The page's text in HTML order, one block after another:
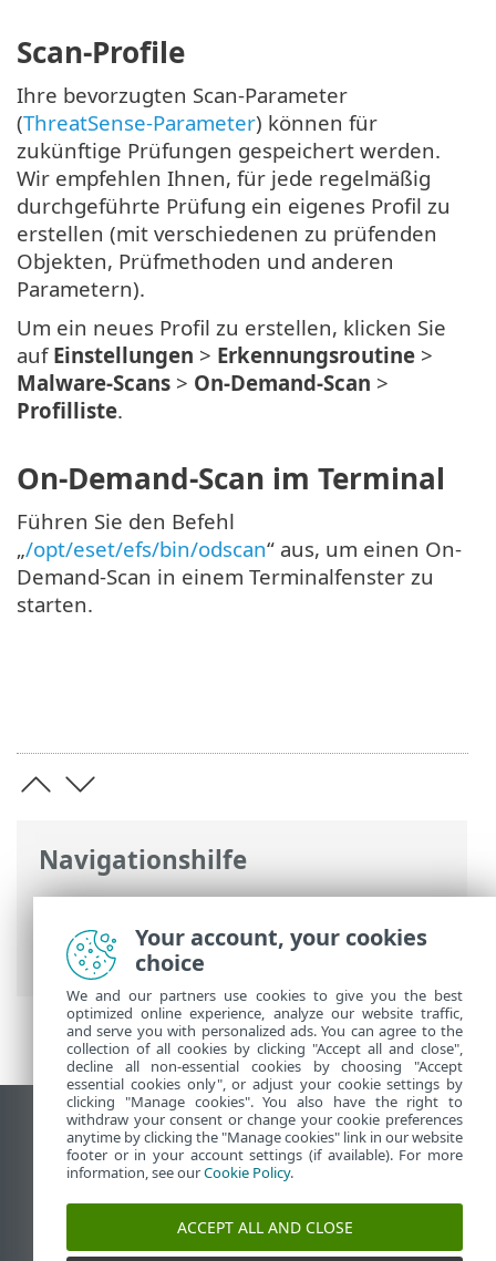
Navigationshilfe
ESET Online-Hilfe>ESET Server Security
for Linux
>Arbeiten mit ESET Server
Security for Linux
Scan-Profile
Ihre bevorzugten Scan-Parameter
(ThreatSense-Parameter) können für
zukünftige Prüfungen gespeichert werden.
Wir empfehlen Ihnen, für jede regelmäßig
durchgeführte Prüfung ein eigenes Profil zu
erstellen (mit verschiedenen zu prüfenden
Objekten, Prüfmethoden und anderen
Parametern).
Um ein neues Profil zu erstellen, klicken Sie
auf Einstellungen > Erkennungsroutine >
Malware-Scans > On-Demand-Scan >
Profilliste.
On-Demand-Scan im Terminal
Führen Sie den Befehl
„/opt/eset/efs/bin/odscan“ aus, um einen On-
Demand-Scan in einem Terminalfenster zu
starten.
Desktop-Site anzeigen
End of Life
ESET Knowledgebase
ESET-Forum
ESET Status Portal
Your account, your cookies
choice
We and our partners use cookies to give you the best
optimized online experience, analyze our website traffic,
and serve you with personalized ads. You can agree to the
collection of all cookies by clicking "Accept all and close",
decline all non-essential cookies by choosing "Accept
essential cookies only", or adjust your cookie settings by
clicking "Manage cookies". You also have the right to
withdraw your consent or change your cookie preferences
anytime by clicking the "Manage cookies" link in our website
footer or in your account settings (if available). For more
information, see ourCookie Policy.
ACCEPT ALL AND CLOSE